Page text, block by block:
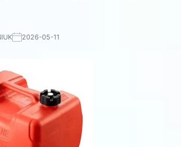
2026-05-11